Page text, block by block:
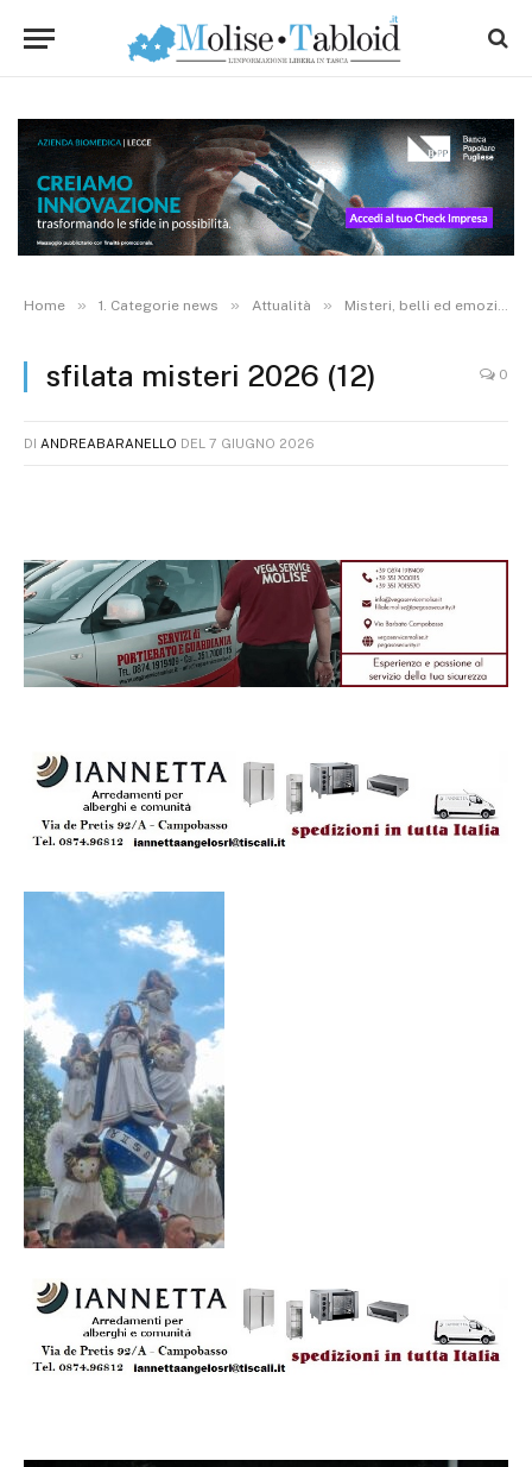
Home » 1. Categorie news » Attualità » Misteri, belli ed emozionanti: la storica “marcia” tra le strade di Campobasso accende il Corpus Domini. VIDEO E FOTO
sfilata misteri 2026 (12) 0
DI ANDREABARANELLO DEL 7 GIUGNO 2026